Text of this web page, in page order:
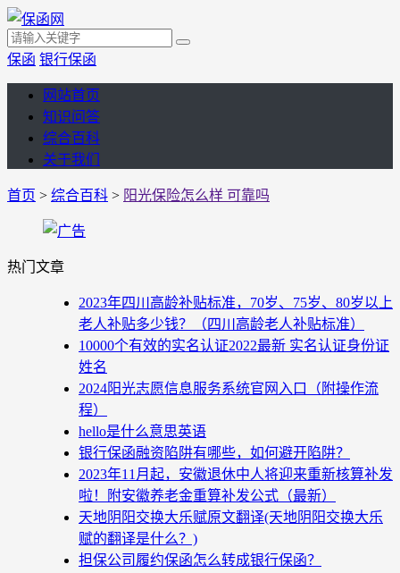
保函 银行保函
网站首页
知识问答
综合百科
关于我们
首页 > 综合百科 > 阳光保险怎么样 可靠吗
热门文章
2023年四川高龄补贴标准，70岁、75岁、80岁以上
老人补贴多少钱？（四川高龄老人补贴标准）
10000个有效的实名认证2022最新 实名认证身份证
姓名
2024阳光志愿信息服务系统官网入口（附操作流
程）
hello是什么意思英语
银行保函融资陷阱有哪些，如何避开陷阱？
2023年11月起，安徽退休中人将迎来重新核算补发
啦！附安徽养老金重算补发公式（最新）
天地阴阳交换大乐赋原文翻译(天地阴阳交换大乐
赋的翻译是什么？)
担保公司履约保函怎么转成银行保函？